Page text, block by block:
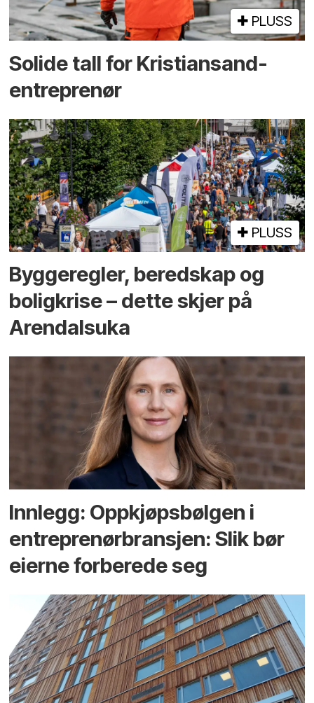
PLUSS
Solide tall for Kristiansand-
entreprenør
PLUSS
Bygge­regler, beredskap og
bolig­krise – dette skjer på
Arendals­uka
Innlegg: Oppkjøps­bølgen i
entreprenør­bransjen: Slik bør
eierne forberede seg